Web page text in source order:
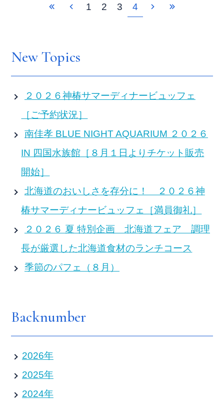
1 2 3 4
New Topics
２０２６神椿サマーディナービュッフェ
［ご予約状況］
南佳孝 BLUE NIGHT AQUARIUM ２０２６
IN 四国水族館［８月１日よりチケット販売
開始］
北海道のおいしさを存分に！ ２０２６神
椿サマーディナービュッフェ［満員御礼］
２０２６ 夏 特別企画 北海道フェア 調理
長が厳選した北海道食材のランチコース
季節のパフェ（８月）
Backnumber
2026年
2025年
2024年